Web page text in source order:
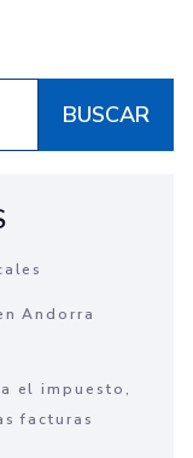
BUSCAR
Andorra
el impuesto,
facturas